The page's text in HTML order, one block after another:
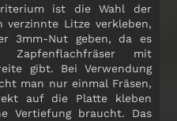
ist die Wahl der
verzinnte Litze verkleben,
3mm-Nut geben, da es
Zapfenflachfräser mit
gibt. Bei Verwendung
man nur einmal Fräsen,
auf die Platte kleben
Vertiefung braucht. Das